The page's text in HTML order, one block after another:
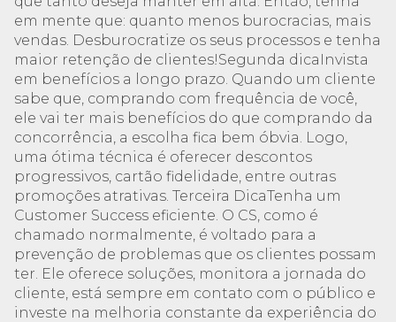
em mente que: quanto menos burocracias, mais
vendas. Desburocratize os seus processos e tenha
maior retenção de clientes!Segunda dicaInvista
em benefícios a longo prazo. Quando um cliente
sabe que, comprando com frequência de você,
ele vai ter mais benefícios do que comprando da
concorrência, a escolha fica bem óbvia. Logo,
uma ótima técnica é oferecer descontos
progressivos, cartão fidelidade, entre outras
promoções atrativas. Terceira DicaTenha um
Customer Success eficiente. O CS, como é
chamado normalmente, é voltado para a
prevenção de problemas que os clientes possam
ter. Ele oferece soluções, monitora a jornada do
cliente, está sempre em contato com o público e
investe na melhoria constante da experiência do